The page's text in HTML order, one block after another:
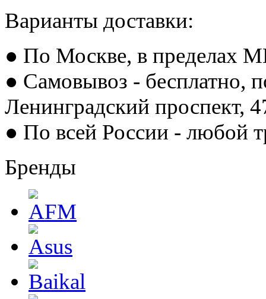
Варианты доставки:
● По Москве, в пределах
● Самовывоз - бесплатно,
Ленинградский проспект,
● По всей России - любой
Бренды